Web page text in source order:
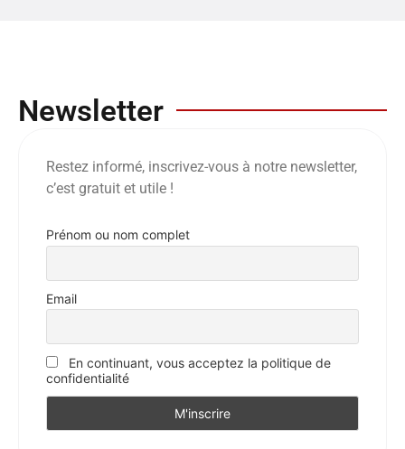
Newsletter
Restez informé, inscrivez-vous à notre newsletter,
c’est gratuit et utile !
Prénom ou nom complet
Email
En continuant, vous acceptez la politique de
confidentialité